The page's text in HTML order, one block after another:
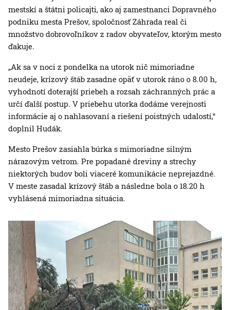
mestskí a štátni policajti, ako aj zamestnanci Dopravného
podniku mesta Prešov, spoločnosť Záhrada real či
množstvo dobrovoľníkov z radov obyvateľov, ktorým mesto
ďakuje.
„Ak sa v noci z pondelka na utorok nič mimoriadne
neudeje, krízový štáb zasadne opäť v utorok ráno o 8.00 h,
vyhodnotí doterajší priebeh a rozsah záchranných prác a
určí ďalší postup. V priebehu utorka dodáme verejnosti
informácie aj o nahlasovaní a riešení poistných udalostí,“
doplnil Hudák.
Mesto Prešov zasiahla búrka s mimoriadne silným
nárazovým vetrom. Pre popadané dreviny a strechy
niektorých budov boli viaceré komunikácie neprejazdné.
V meste zasadal krízový štáb a následne bola o 18.20 h
vyhlásená mimoriadna situácia.